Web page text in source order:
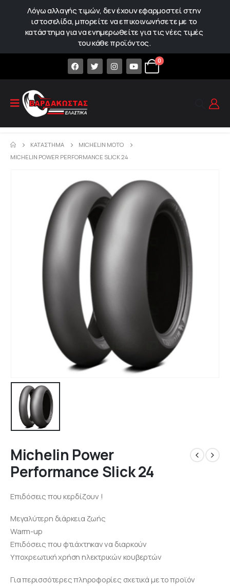
Λόγω αλλαγής τιμών, δεν έχουν εφαρμοστεί στην
ιστοσελίδα, μπορείτε να επικοινωνήσετε με το
κατάστημα για να ενημερωθείτε για τις νέες τιμές
του κάθε προϊόντος.
0
ΚΑΤΆΣΤΗΜΑ
MICHELIN MOTO
MICHELIN POWER PERFORMANCE SLICK 24
Michelin Power
Performance Slick 24
Επιδόσεις που κερδίζουν !
Μεγαλύτερη διάρκεια ζωής
Warm-up
Επιδόσεις που φτιάχτηκαν να διαρκούν
Υποχρεωτική χρήση ηλεκτρικών κουβερτών
Για περισσότερες πληροφορίες σχετικά με το προϊόν